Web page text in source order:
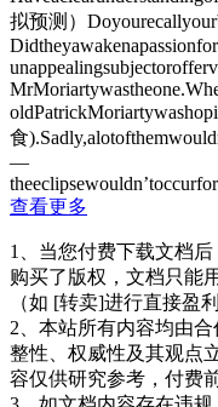
拟预测）
食
—
查看更多
1、当您付费下载文档
购买了版权，文档只能
（如 [转卖]进行直接盈
2、本站所有内容均由
整性、权威性及其观点
容仅供研究参考，付费